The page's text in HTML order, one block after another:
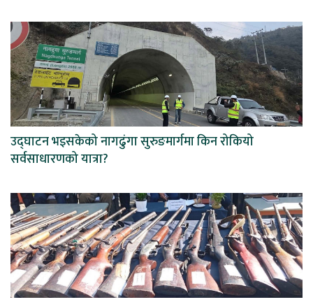
उद्घाटन भइसकेको नागढुंगा सुरुङमार्गमा किन रोकियो
सर्वसाधारणको यात्रा?